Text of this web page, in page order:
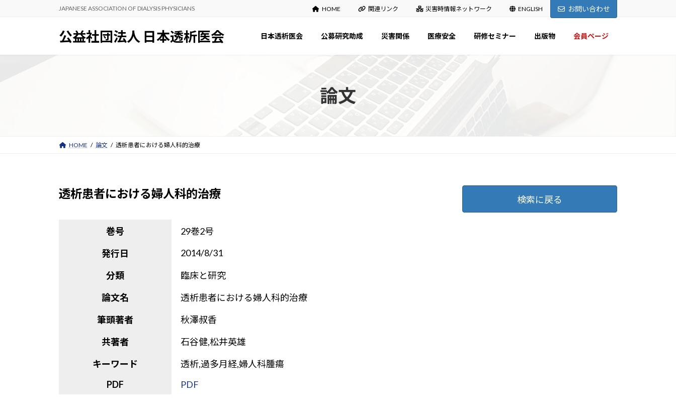
JAPANESE ASSOCIATION OF DIALYSIS PHYSICIANS HOME 関連リンク 災害時情報ネットワーク ENGLISH お問い合わせ
公益社団法人 日本透析医会 日本透析医会 公募研究助成 災害関係 医療安全 研修セミナー 出版物 会員ページ
論文
HOME 論文 透析患者における婦人科的治療
透析患者における婦人科的治療
巻号
29巻2号
発行日
2014/8/31
分類
臨床と研究
論文名
透析患者における婦人科的治療
筆頭著者
秋澤叔香
共著者
石谷健,松井英雄
キーワード
透析,過多月経,婦人科腫瘍
PDF
PDF
検索に戻る